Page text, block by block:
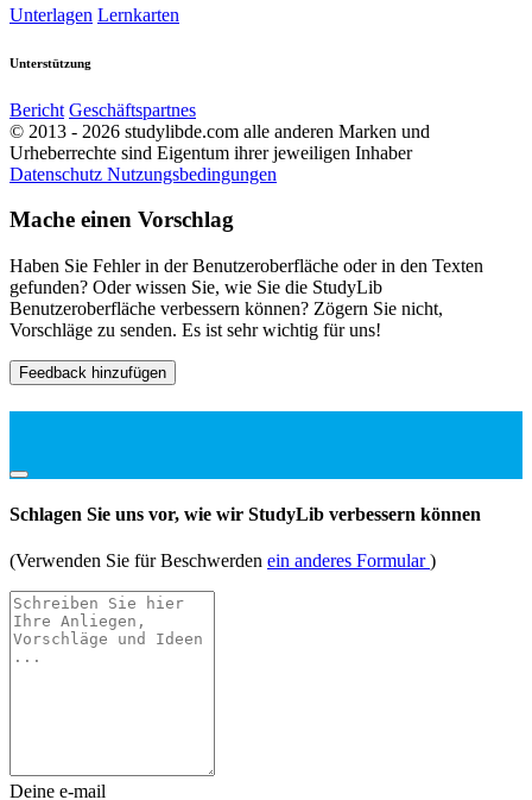
Unterlagen Lernkarten
Unterstützung
Bericht Geschäftspartnes
© 2013 - 2026 studylibde.com alle anderen Marken und
Urheberrechte sind Eigentum ihrer jeweiligen Inhaber
Datenschutz Nutzungsbedingungen
Mache einen Vorschlag
Haben Sie Fehler in der Benutzeroberfläche oder in den Texten
gefunden? Oder wissen Sie, wie Sie die StudyLib
Benutzeroberfläche verbessern können? Zögern Sie nicht,
Vorschläge zu senden. Es ist sehr wichtig für uns!
Feedback hinzufügen
Schlagen Sie uns vor, wie wir StudyLib verbessern können
(Verwenden Sie für Beschwerden ein anderes Formular)
Deine e-mail